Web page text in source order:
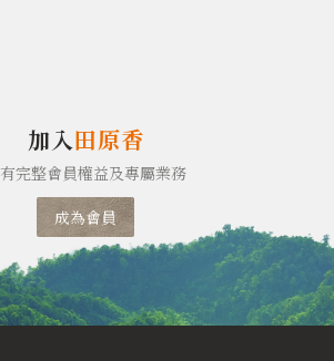
加入田原香
完整會員權益及專屬業務
成為會員